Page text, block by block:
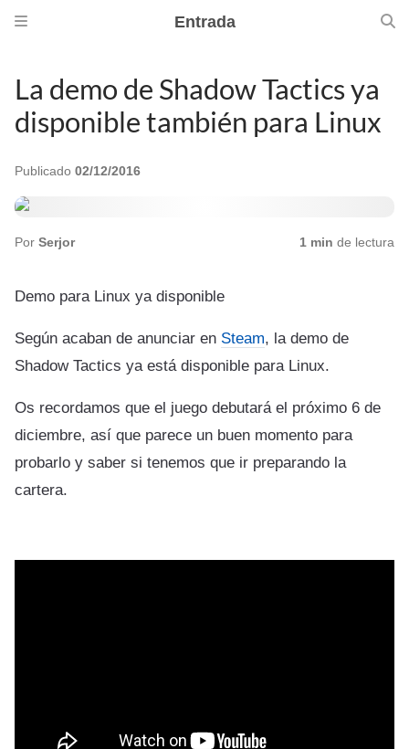
Entrada
La demo de Shadow Tactics ya
disponible también para Linux
Publicado 02/12/2016
Por Serjor 1 min de lectura
Demo para Linux ya disponible
Según acaban de anunciar en Steam, la demo de
Shadow Tactics ya está disponible para Linux.
Os recordamos que el juego debutará el próximo 6 de
diciembre, así que parece un buen momento para
probarlo y saber si tenemos que ir preparando la
cartera.